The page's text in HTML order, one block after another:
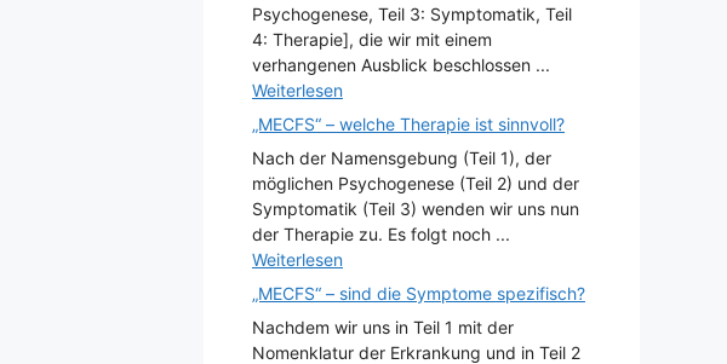
Psychogenese, Teil 3: Symptomatik, Teil
4: Therapie], die wir mit einem
verhangenen Ausblick beschlossen ...
Weiterlesen
„MECFS“ – welche Therapie ist sinnvoll?
Nach der Namensgebung (Teil 1), der
möglichen Psychogenese (Teil 2) und der
Symptomatik (Teil 3) wenden wir uns nun
der Therapie zu. Es folgt noch ...
Weiterlesen
„MECFS“ – sind die Symptome spezifisch?
Nachdem wir uns in Teil 1 mit der
Nomenklatur der Erkrankung und in Teil 2